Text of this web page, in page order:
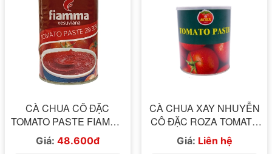
CÀ CHUA CÔ ĐẶC
TOMATO PASTE FIAMMA
400GRAM
Giá: 48.600đ
CÀ CHUA XAY NHUYỄN
CÔ ĐẶC ROZA TOMATO
PASTE HỘP 3,2KG
Giá: Liên hệ